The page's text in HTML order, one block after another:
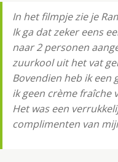
In het filmpje zie je
Ik ga dat zeker eens
naar 2 personen
zuurkool uit het vat
Bovendien heb ik een
ik geen crème fraîche
Het was een
complimenten van